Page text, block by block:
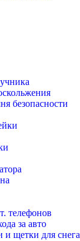
безопасности
телефонов
за авто
и щетки для снега